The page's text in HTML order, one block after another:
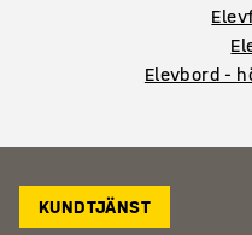
Elevbord -
KUNDTJÄNST